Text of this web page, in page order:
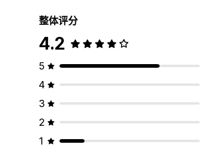
整体评分
4.2
5
4
3
2
1